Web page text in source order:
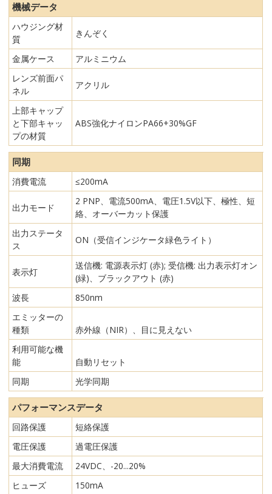
機械データ
ハウジング材
質
きんぞく
金属ケース
アルミニウム
レンズ前面パ
ネル
アクリル
上部キャップ
と下部キャッ
プの材質
ABS強化ナイロンPA66+30%GF
同期
消費電流 ≤200mA
出力モード
2 PNP、電流500mA、電圧1.5V以下、極性、短
絡、オーバーカット保護
出力ステータ
ス
ON（受信インジケータ緑色ライト）
表示灯
送信機: 電源表示灯 (赤); 受信機: 出力表示灯オン
(緑)、ブラックアウト (赤)
波長
850nm
エミッターの
種類
赤外線（NIR）、目に見えない
利用可能な機
能
自動リセット
同期
光学同期
パフォーマンスデータ
回路保護
短絡保護
電圧保護
過電圧保護
最大消費電流
24VDC、-20...20%
ヒューズ
150mA